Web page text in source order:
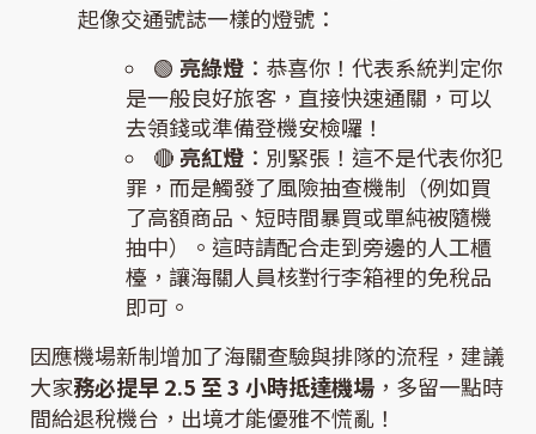
起像交通號誌一樣的燈號：
🟢 亮綠燈 ：恭喜你！代表系統判定你
是一般良好旅客，直接快速通關，可以
去領錢或準備登機安檢囉！
🔴 亮紅燈 ：別緊張！這不是代表你犯
罪，而是觸發了風險抽查機制（例如買
了高額商品、短時間暴買或單純被隨機
抽中）。這時請配合走到旁邊的人工櫃
檯，讓海關人員核對行李箱裡的免稅品
即可。
因應機場新制增加了海關查驗與排隊的流程，建議
大家務必提早 2.5 至 3 小時抵達機場 ，多留一點時
間給退稅機台，出境才能優雅不慌亂！